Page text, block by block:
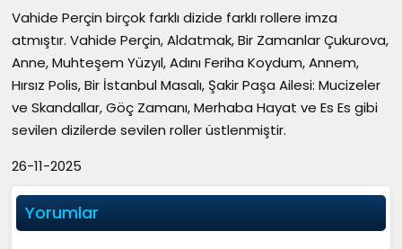
Vahide Perçin birçok farklı dizide farklı rollere imza
atmıştır. Vahide Perçin, Aldatmak, Bir Zamanlar Çukurova,
Anne, Muhteşem Yüzyıl, Adını Feriha Koydum, Annem,
Hırsız Polis, Bir İstanbul Masalı, Şakir Paşa Ailesi: Mucizeler
ve Skandallar, Göç Zamanı, Merhaba Hayat ve Es Es gibi
sevilen dizilerde sevilen roller üstlenmiştir.
26-11-2025
Yorumlar